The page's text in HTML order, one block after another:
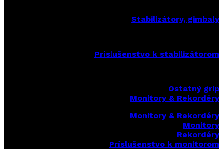
Stabilizátory, gimbaly
Príslušenstvo k stabilizátorom
Ostatný grip
Monitory & Rekordéry
Monitory & Rekordéry
Monitory
Rekordéry
Príslušenstvo k monitorom